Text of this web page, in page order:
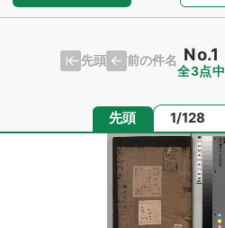
先頭 前の件名 No.1
全3点中
先頭 ページ